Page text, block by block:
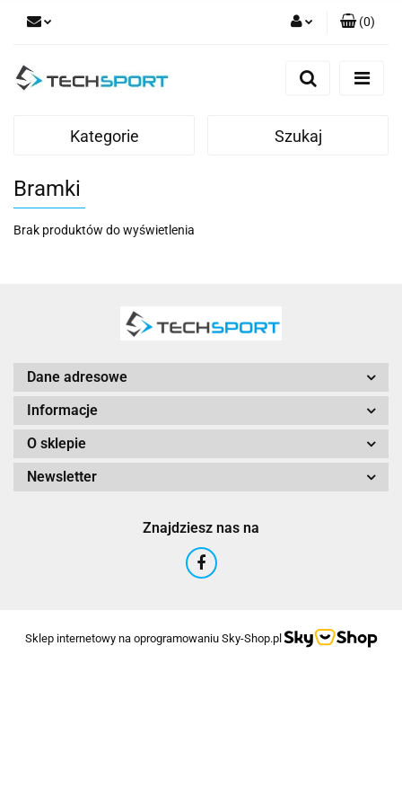
Zaloguj się
(0)
Kategorie Szukaj
Bramki
Brak produktów do wyświetlenia
Dane adresowe
Informacje
O sklepie
Newsletter
Znajdziesz nas na
Sklep internetowy na oprogramowaniu Sky-Shop.pl